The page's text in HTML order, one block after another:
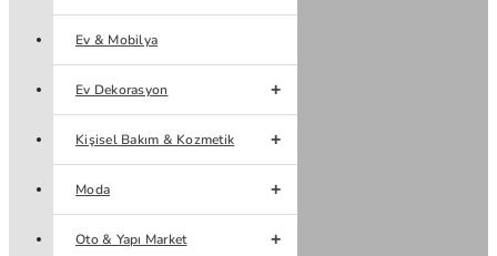
Ev & Mobilya
Ev Dekorasyon
Kişisel Bakım & Kozmetik
Moda
Oto & Yapı Market